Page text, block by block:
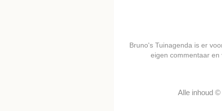
Bruno's Tuinagenda is er
eigen commentaar
Alle inhoud